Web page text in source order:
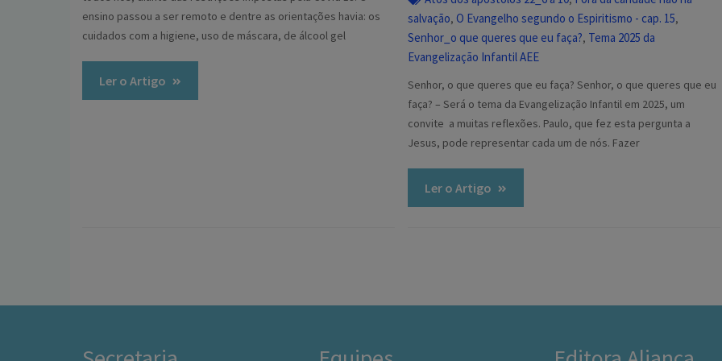
ensino passou a ser remoto e dentre as orientações havia: os
cuidados com a higiene, uso de máscara, de álcool gel
Ler o Artigo
salvação,O Evangelho segundo o Espiritismo - cap. 15,
Senhor_o que queres que eu faça?, Tema 2025 da
Evangelização Infantil AEE
Senhor, o que queres que eu faça? Senhor, o que queres que eu
faça? – Será o tema da Evangelização Infantil em 2025, um
convite a muitas reflexões. Paulo, que fez esta pergunta a
Jesus, pode representar cada um de nós. Fazer
Ler o Artigo